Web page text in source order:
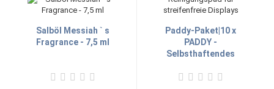
Salböl Messiah ` s
Fragrance - 7,5 ml
Paddy-Paket|10 x
PADDY -
Selbsthaftendes
streifenfreie Displays